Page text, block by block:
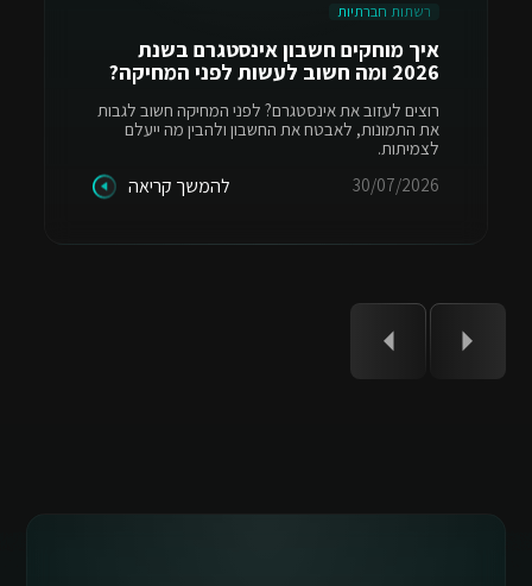
רשתות חברתיות
איך מוחקים חשבון אינסטגרם בשנת
2026 ומה חשוב לעשות לפני המחיקה?
רוצים לעזוב את אינסטגרם? לפני המחיקה חשוב לגבות
את התמונות, לאבטח את החשבון ולהבין מה ייעלם
לצמיתות.
30/07/2026
להמשך קריאה